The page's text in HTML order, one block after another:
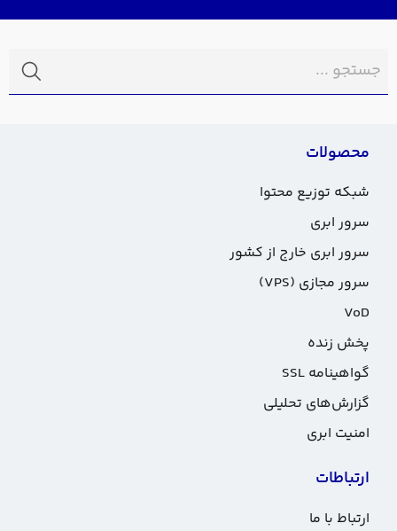
محصولات
شبکه توزیع محتوا
سرور ابری
سرور ابری خارج از کشور
سرور مجازی (VPS)
VoD
پخش زنده
گواهینامه SSL
گزارش‌های تحلیلی
امنیت ابری
ارتباطات
ارتباط با ما